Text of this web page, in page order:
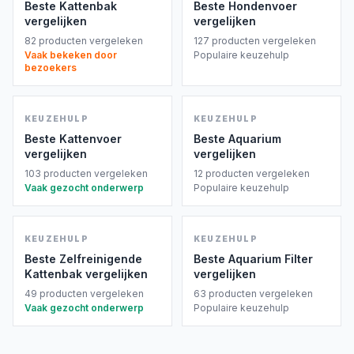
vergelijking kun je de gidsen overHondenvoer
enKattenvoer
Voerbakken verschillen in hoogte, materiaal,
stabiliteit en eetsnelheid. Een zware bak
verschuift minder snel, terwijl een voeroplossing
met obstakels schrokken kan afremmen. Zo’n
product moet wel bij de motoriek en het
temperament van je dier passen. Te veel
moeilijkheid kan frustratie opleveren.
Drinkvoorzieningen
Een gewone waterbak is eenvoudig, stil en snel
schoon te maken. Een drinkfontein houdt water
in beweging en kan sommige dieren stimuleren
om vaker te drinken. Daar staan extra
onderhoud, geluid, stroomgebruik en
vervangbare onderdelen tegenover. Let bij een
fontein vooral op bereikbaarheid van de pomp,
eenvoudige demontage en verkrijgbaarheid van
Beste Kattenbak
vergelijken
82 producten vergeleken
Vaak bekeken door
bezoekers
Beste Hondenvoer
vergelijken
127 producten vergeleken
Populaire keuzehulp
KEUZEHULP
Beste Kattenvoer
vergelijken
103 producten vergeleken
Vaak gezocht onderwerp
KEUZEHULP
Beste Aquarium
vergelijken
12 producten vergeleken
Populaire keuzehulp
KEUZEHULP
Beste Zelfreinigende
Kattenbak vergelijken
49 producten vergeleken
Vaak gezocht onderwerp
KEUZEHULP
Beste Aquarium Filter
vergelijken
63 producten vergeleken
Populaire keuzehulp